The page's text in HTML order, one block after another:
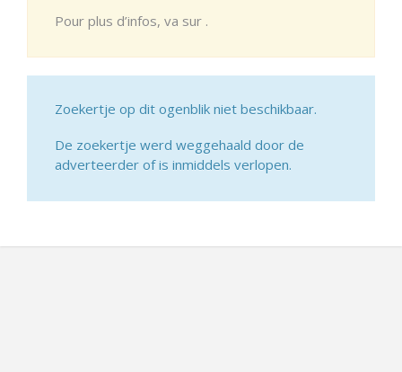
Pour plus d’infos, va sur .
Zoekertje op dit ogenblik niet beschikbaar.
De zoekertje werd weggehaald door de
adverteerder of is inmiddels verlopen.